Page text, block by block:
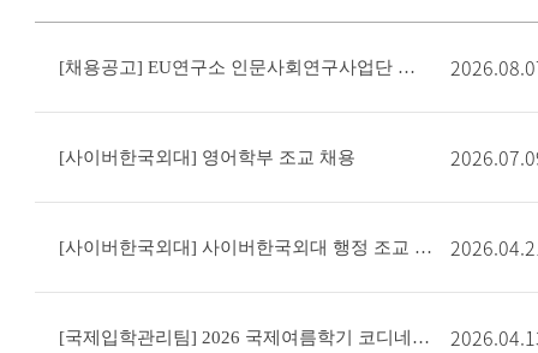
[채용공고] EU연구소 인문사회연구사업단 행정직원 모집 공고
[사이버한국외대] 영어학부 조교 채용
[사이버한국외대] 사이버한국외대 행정 조교 모집 공고
[국제입학관리팀] 2026 국제여름학기 코디네이터 모집 공고